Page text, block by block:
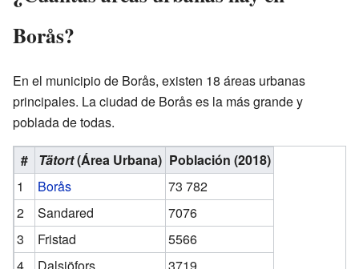
Borås?
En el municipio de Borås, existen 18 áreas urbanas
principales. La ciudad de Borås es la más grande y
poblada de todas.
# Tätort(Área Urbana) Población (2018)
1
Borås
73 782
2
Sandared
7076
3
Fristad
5566
4
Dalsjöfors
3719